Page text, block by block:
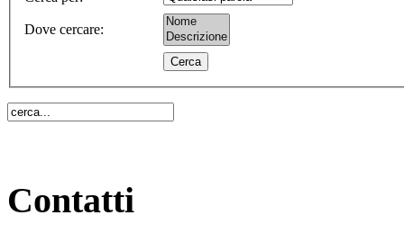
Dove cercare:
Contatti